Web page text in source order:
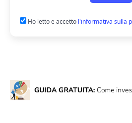
Ho letto e accetto l'informativa sulla